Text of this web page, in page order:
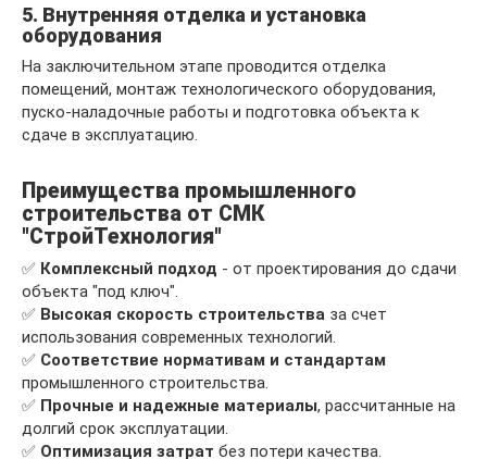
5. Внутренняя отделка и установка
оборудования
На заключительном этапе проводится отделка
помещений, монтаж технологического оборудования,
пуско-наладочные работы и подготовка объекта к
сдаче в эксплуатацию.
Преимущества промышленного
строительства от СМК
"СтройТехнология"
✅ Комплексный подход - от проектирования до сдачи
объекта "под ключ".
✅ Высокая скорость строительства за счет
использования современных технологий.
✅ Соответствие нормативам и стандартам
промышленного строительства.
✅ Прочные и надежные материалы, рассчитанные на
долгий срок эксплуатации.
✅ Оптимизация затрат без потери качества.